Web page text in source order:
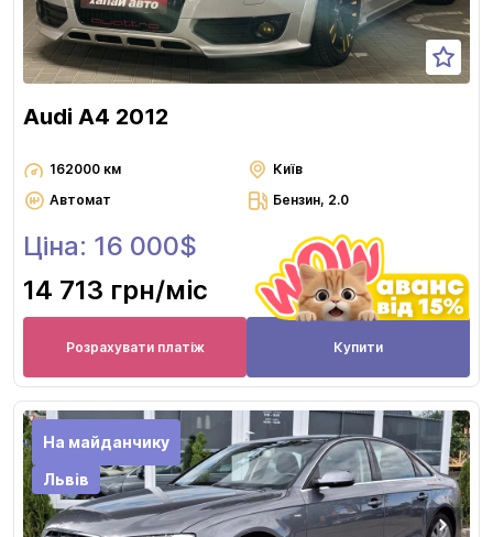
Audi A4 2012
162000 км
Київ
Автомат
Бензин, 2.0
Ціна: 16 000$
14 713 грн/міс
Розрахувати платіж Купити
На майданчику
Львів